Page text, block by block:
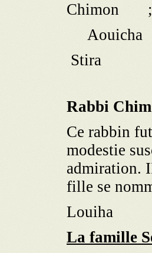
Aouicha
Stira
Rabbi
Ce rabbin
modestie
admiration.
fille se
Louiha
La famille